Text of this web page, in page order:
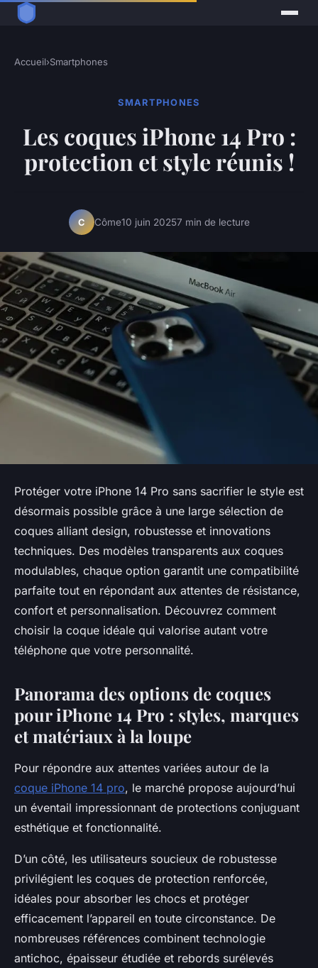
Accueil›Smartphones
SMARTPHONES
Les coques iPhone 14 Pro :
protection et style réunis !
C Côme10 juin 20257 min de lecture
Protéger votre iPhone 14 Pro sans sacrifier le style est
désormais possible grâce à une large sélection de
coques alliant design, robustesse et innovations
techniques. Des modèles transparents aux coques
modulables, chaque option garantit une compatibilité
parfaite tout en répondant aux attentes de résistance,
confort et personnalisation. Découvrez comment
choisir la coque idéale qui valorise autant votre
téléphone que votre personnalité.
Panorama des options de coques
pour iPhone 14 Pro : styles, marques
et matériaux à la loupe
Pour répondre aux attentes variées autour de la
coque iPhone 14 pro, le marché propose aujourd’hui
un éventail impressionnant de protections conjuguant
esthétique et fonctionnalité.
D’un côté, les utilisateurs soucieux de robustesse
privilégient les coques de protection renforcée,
idéales pour absorber les chocs et protéger
efficacement l’appareil en toute circonstance. De
nombreuses références combinent technologie
antichoc, épaisseur étudiée et rebords surélevés